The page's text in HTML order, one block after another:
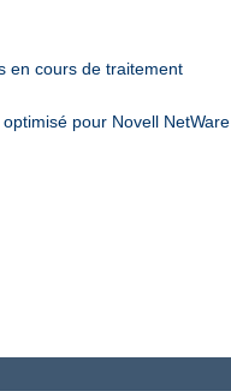
en cours de traitement
pour Novell NetWare